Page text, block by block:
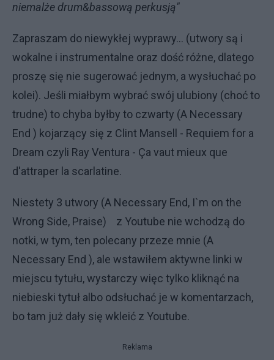
niemalże drum&bassową perkusją"
Zapraszam do niewykłej wyprawy... (utwory są i
wokalne i instrumentalne oraz dość różne, dlatego
proszę się nie sugerować jednym, a wysłuchać po
kolei). Jeśli miałbym wybrać swój ulubiony (choć to
trudne) to chyba byłby to czwarty (A Necessary
End ) kojarzący się z Clint Mansell - Requiem for a
Dream czyli Ray Ventura - Ça vaut mieux que
d'attraper la scarlatine.
Niestety 3 utwory (A Necessary End, I`m on the
Wrong Side, Praise) z Youtube nie wchodzą do
notki, w tym, ten polecany przeze mnie (A
Necessary End ), ale wstawiłem aktywne linki w
miejscu tytułu, wystarczy więc tylko kliknąć na
niebieski tytuł albo odsłuchać je w komentarzach,
bo tam już dały się wkleić z Youtube.
Reklama